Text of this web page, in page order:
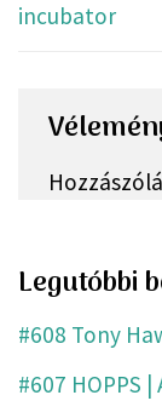
incubator
Legutóbbi
#608 Tony
#607 HOPPS |